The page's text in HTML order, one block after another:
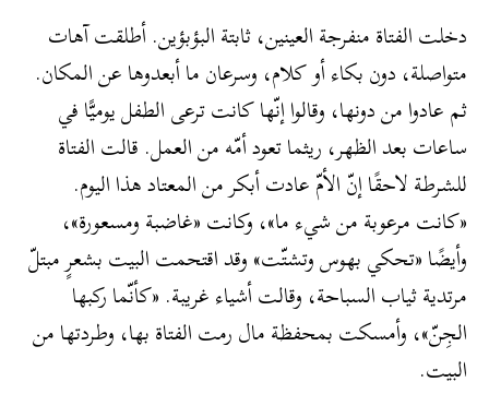
دخلت الفتاة منفرجة العينين، ثابتة البؤبؤين. أطلقت آهات
متواصلة، دون بكاء أو كلام، وسرعان ما أبعدوها عن المكان.
ثم عادوا من دونها، وقالوا إنّها كانت ترعى الطفل يوميًّا في
ساعات بعد الظهر، ريثما تعود أمّه من العمل. قالت الفتاة
للشرطة لاحقًا إنّ الأمّ عادت أبكر من المعتاد هذا اليوم.
«كانت مرعوبة من شيء ما»، وكانت «غاضبة ومسعورة»،
وأيضًا «تحكي بهوس وتشتّت» وقد اقتحمت البيت بشعرٍ مبتلّ
مرتدية ثياب السباحة، وقالت أشياء غريبة. «كأنّما ركبها
الجِنّ»، وأمسكت بمحفظة مال رمت الفتاة بها، وطردتها من
البيت.